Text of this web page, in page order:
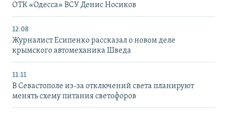
ОТК «Одесса» ВСУ Денис Носиков
12:08
Журналист Есипенко рассказал о новом деле
крымского автомеханика Шведа
11:11
В Севастополе из-за отключений света планируют
менять схему питания светофоров